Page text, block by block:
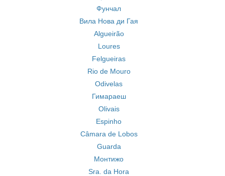
Фунчал
Вила Нова ди Гая
Algueirão
Loures
Felgueiras
Rio de Mouro
Odivelas
Гимараеш
Olivais
Espinho
Câmara de Lobos
Guarda
Монтижо
Sra. da Hora